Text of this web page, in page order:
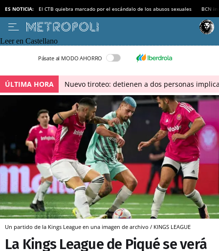
ES NOTICIA: El CTB quiebra marcado por el escándalo de los abusos sexuales BCN
Leer en Castellano
Pásate al MODO AHORRO
ÚLTIMA HORA Nuevo tiroteo: detienen a dos personas
Un partido de la Kings League en una imagen de archivo / KINGS LEAGUE
La Kings League de Piqué se verá